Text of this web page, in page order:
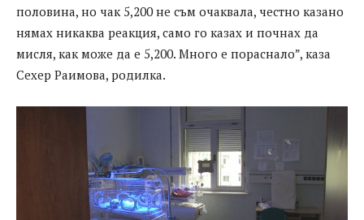
половина, но чак 5,200 не съм очаквала, честно казано
нямах никаква реакция, само го казах и почнах да
мисля, как може да е 5,200. Много е пораснало”, каза
Сехер Раимова, родилка.